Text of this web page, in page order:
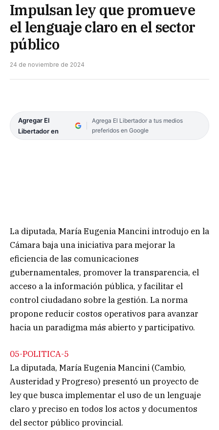
Impulsan ley que promueve
el lenguaje claro en el sector
público
24 de noviembre de 2024
Agregar El
Libertador en
Agrega El Libertador a tus medios
preferidos en Google
La diputada, María Eugenia Mancini introdujo en la
Cámara baja una iniciativa para mejorar la
eficiencia de las comunicaciones
gubernamentales, promover la transparencia, el
acceso a la información pública, y facilitar el
control ciudadano sobre la gestión. La norma
propone reducir costos operativos para avanzar
hacia un paradigma más abierto y participativo.
05-POLITICA-5
La diputada, María Eugenia Mancini (Cambio,
Austeridad y Progreso) presentó un proyecto de
ley que busca implementar el uso de un lenguaje
claro y preciso en todos los actos y documentos
del sector público provincial.